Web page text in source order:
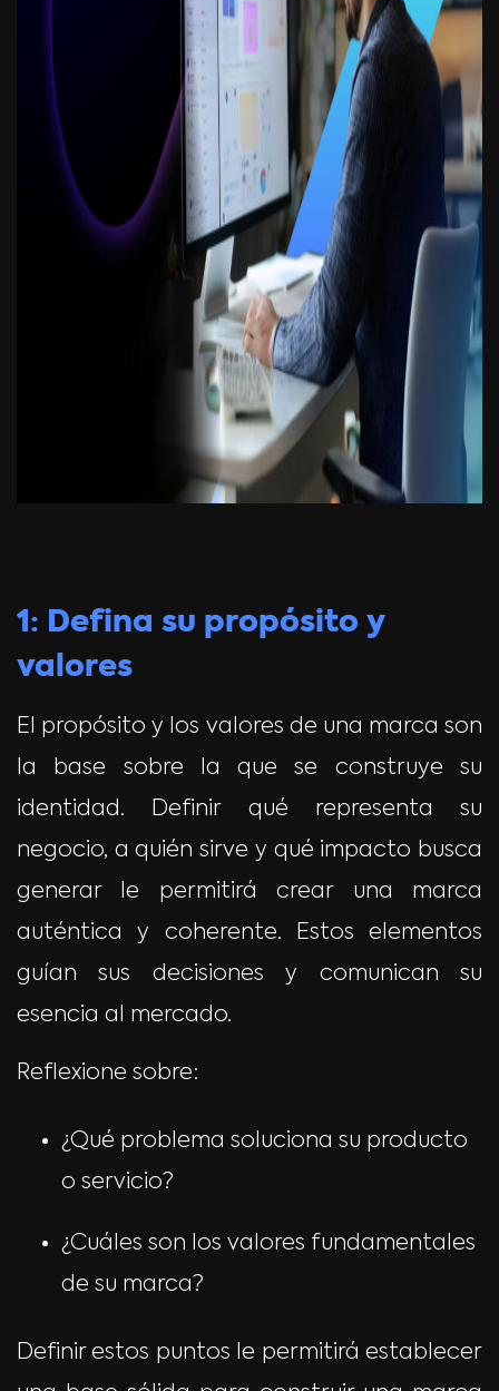
1: Defina su propósito y
valores
El propósito y los valores de una marca son
la base sobre la que se construye su
identidad. Definir qué representa su
negocio, a quién sirve y qué impacto busca
generar le permitirá crear una marca
auténtica y coherente. Estos elementos
guían sus decisiones y comunican su
esencia al mercado.
Reflexione sobre:
¿Qué problema soluciona su producto
o servicio?
¿Cuáles son los valores fundamentales
de su marca?
Definir estos puntos le permitirá establecer